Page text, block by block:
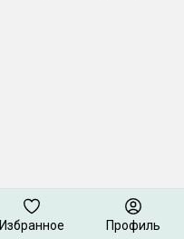
Избранное Профиль